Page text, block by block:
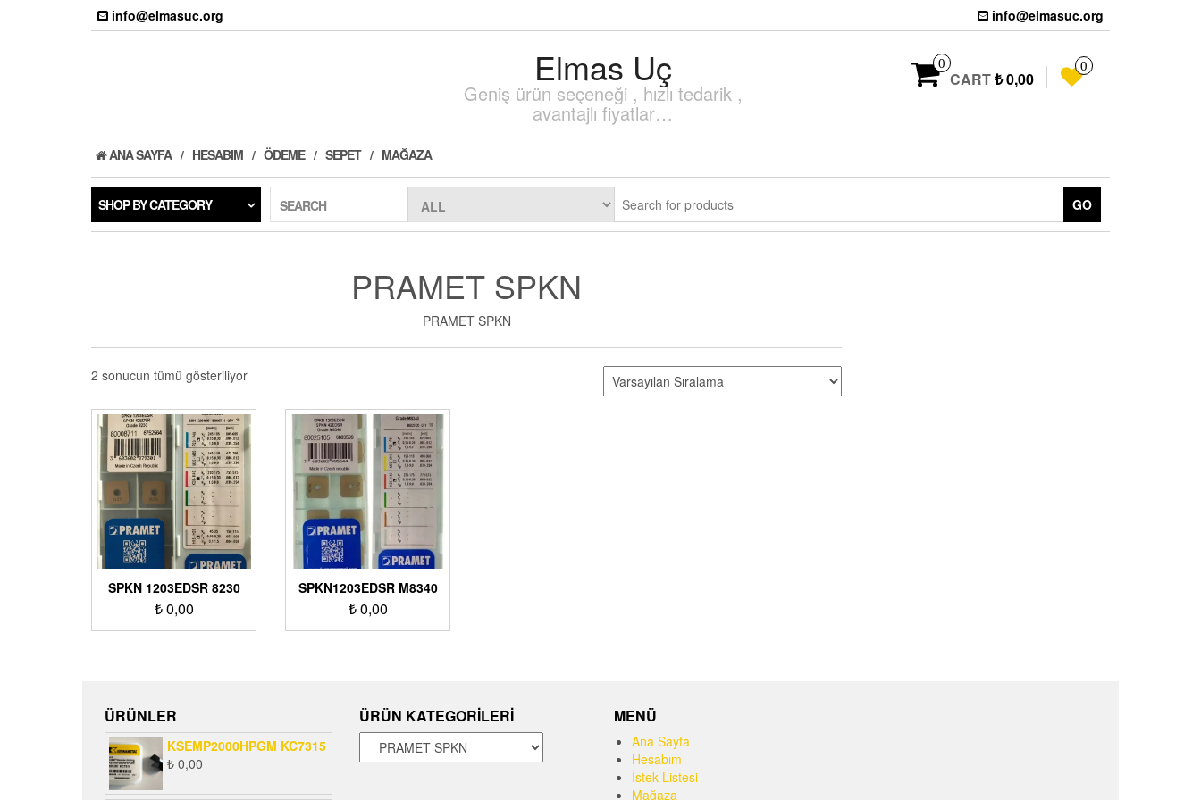
info@elmasuc.org info@elmasuc.org
Elmas Uç
Geniş ürün seçeneği , hızlı tedarik ,
avantajlı fiyatlar…
0
CART₺ 0,00
0
ANA SAYFA HESABIM ÖDEME SEPET MAĞAZA
SHOP BY CATEGORY SEARCH GO
PRAMET SPKN
PRAMET SPKN
2 sonucun tümü gösteriliyor
SPKN 1203EDSR 8230
₺0,00
SPKN1203EDSR M8340
₺0,00
ÜRÜNLER
KSEMP2000HPGM KC7315
₺ 0,00
ÜRÜN KATEGORILERI MENÜ
Ana Sayfa
Hesabım
İstek Listesi
Mağaza